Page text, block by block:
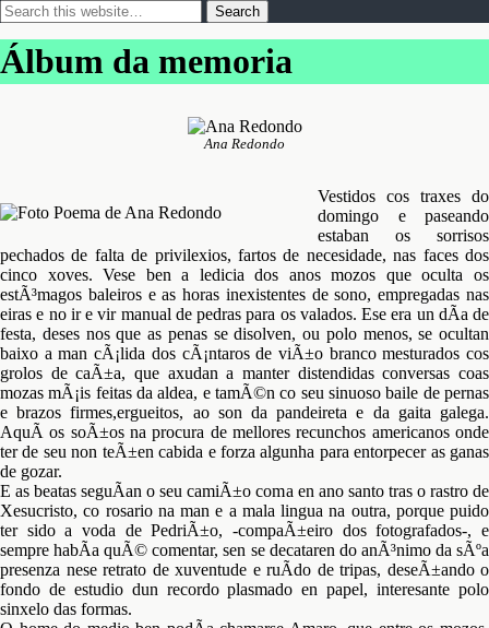
Álbum da memoria
Ana Redondo
Vestidos cos traxes do
domingo e paseando
estaban os sorrisos
pechados de falta de privilexios, fartos de necesidade, nas faces dos
cinco xoves. Vese ben a ledicia dos anos mozos que oculta os
estÃ³magos baleiros e as horas inexistentes de sono, empregadas nas
eiras e no ir e vir manual de pedras para os valados. Ese era un dÃ­a de
festa, deses nos que as penas se disolven, ou polo menos, se ocultan
baixo a man cÃ¡lida dos cÃ¡ntaros de viÃ±o branco mesturados cos
grolos de caÃ±a, que axudan a manter distendidas conversas coas
mozas mÃ¡is feitas da aldea, e tamÃ©n co seu sinuoso baile de pernas
e brazos firmes,ergueitos, ao son da pandeireta e da gaita galega.
AquÃ­ os soÃ±os na procura de mellores recunchos americanos onde
ter de seu non teÃ±en cabida e forza algunha para entorpecer as ganas
de gozar.
E as beatas seguÃ­an o seu camiÃ±o coma en ano santo tras o rastro de
Xesucristo, co rosario na man e a mala lingua na outra, porque puido
ter sido a voda de PedriÃ±o, -compaÃ±eiro dos fotografados-, e
sempre habÃ­a quÃ© comentar, sen se decataren do anÃ³nimo da sÃºa
presenza nese retrato de xuventude e ruÃ­do de tripas, deseÃ±ando o
fondo de estudio dun recordo plasmado en papel, interesante polo
sinxelo das formas.